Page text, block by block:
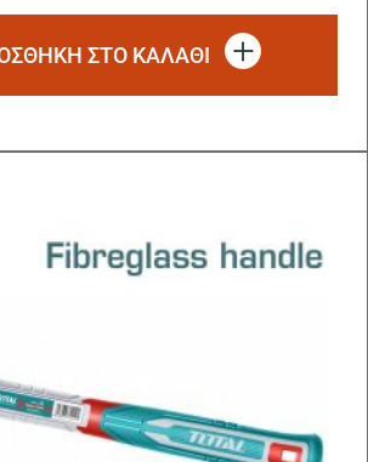
ΣΤΟ ΚΑΛΑΘΙ